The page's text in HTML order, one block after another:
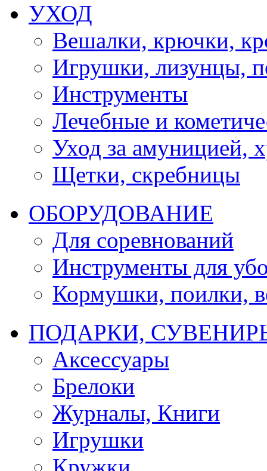
УХОД
Вешалки, крючки,
Игрушки, лизунцы,
Инструменты
Лечебные и
Уход за амуницией,
Щетки, скребницы
ОБОРУДОВАНИЕ
Для соревнований
Инструменты для
Кормушки, поилки,
ПОДАРКИ,
Аксессуары
Брелоки
Журналы, Книги
Игрушки